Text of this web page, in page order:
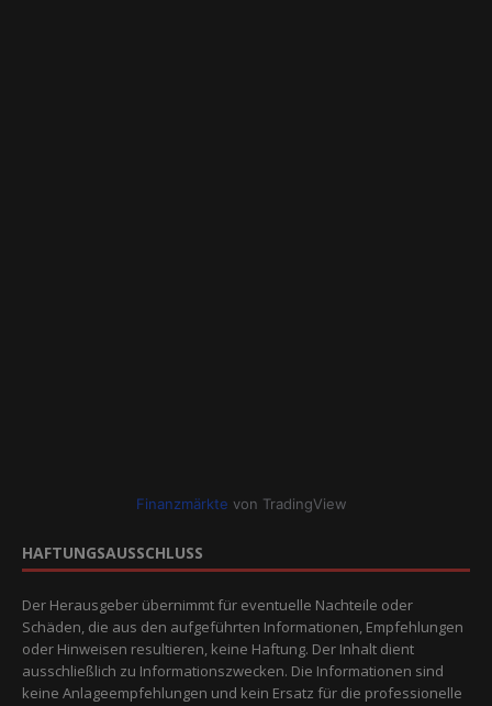
Finanzmärkte von TradingView
HAFTUNGSAUSSCHLUSS
Der Herausgeber übernimmt für eventuelle Nachteile oder
Schäden, die aus den aufgeführten Informationen, Empfehlungen
oder Hinweisen resultieren, keine Haftung. Der Inhalt dient
ausschließlich zu Informationszwecken. Die Informationen sind
keine Anlageempfehlungen und kein Ersatz für die professionelle